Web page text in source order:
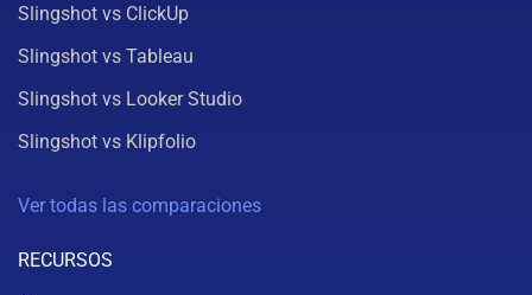
Slingshot vs ClickUp
Slingshot vs Tableau
Slingshot vs Looker Studio
Slingshot vs Klipfolio
Ver todas las comparaciones
RECURSOS